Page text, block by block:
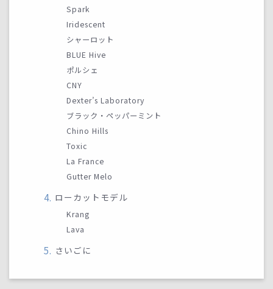
Spark
Iridescent
シャーロット
BLUE Hive
ポルシェ
CNY
Dexter’s Laboratory
ブラック・ペッパーミント
Chino Hills
Toxic
La France
Gutter Melo
ローカットモデル
Krang
Lava
さいごに